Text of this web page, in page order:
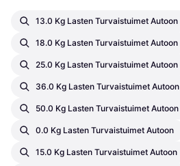
13.0 Kg Lasten Turvaistuimet Autoon
18.0 Kg Lasten Turvaistuimet Autoon
25.0 Kg Lasten Turvaistuimet Autoon
36.0 Kg Lasten Turvaistuimet Autoon
50.0 Kg Lasten Turvaistuimet Autoon
0.0 Kg Lasten Turvaistuimet Autoon
15.0 Kg Lasten Turvaistuimet Autoon